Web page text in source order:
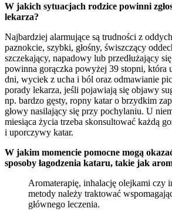
W jakich sytuacjach rodzice powinni
lekarza?
Najbardziej alarmujące są trudności z
paznokcie, szybki, głośny, świszczący
szczekający, napadowy lub przedłużający
powinna gorączka powyżej 39 stopni, która
dni, wyciek z ucha i ból oraz odmawianie
porady lekarza, jeśli pojawiają się objawy
np. bardzo gęsty, ropny katar o brzydkim
głowy nasilający się przy pochylaniu. U
miesiąca życia trzeba skonsultować każdą
i uporczywy katar.
W jakim momencie pomocne mogą
sposoby łagodzenia kataru, takie jak
Aromaterapię, inhalację olejkami czy
metody należy traktować
głównego leczenia.